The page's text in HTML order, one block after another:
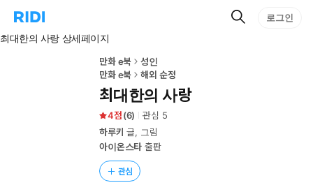
리
홈
검
로그인
최대한의 사랑 상세페이지
만화 e북
성인
만화 e북
해외 순정
최대한의 사랑
4 (6) 관심 5
하루키 글, 그림
아이온스타 출판
관심